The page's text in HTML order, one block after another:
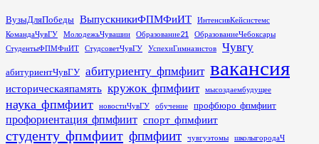
Перейти
к
содержимому
ВузыДляПобеды ВыпускникиФПМФиИТ
ИнтенсивКейсистемс
КомандаЧувГУ
МолодежьЧувашии Образование21
ОбразованиеЧебоксары
СтудентыФПМФиИТ
СтудсоветЧувГУ УспехиГимназистов Чувгу
абитуриентЧувГУ абитуриенту_фпмфиит вакансия
историческаяпамять кружок_фпмфиит мысоздаембудущее
наука_фпмфиит новостиЧувГУ обучение профбюро_фпмфиит
профориентация_фпмфиит спорт_фпмфиит
студенту_фпмфиит фпмфиит чувгуэтомы школыгородаЧ